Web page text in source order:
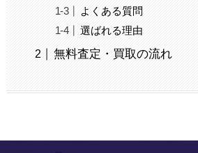
よくある質問
選ばれる理由
無料査定・買取の流れ